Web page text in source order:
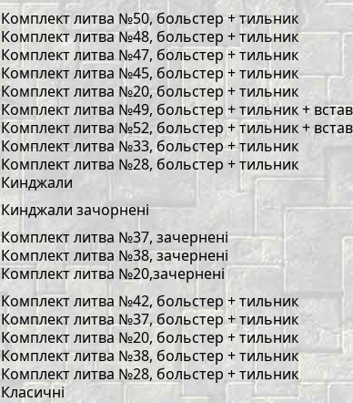
Комплект литва №50, больстер + тильник
Комплект литва №48, больстер + тильник
Комплект литва №47, больстер + тильник
Комплект литва №45, больстер + тильник
Комплект литва №20, больстер + тильник
Комплект литва №49, больстер + тильник +
Комплект литва №52, больстер + тильник +
Комплект литва №33, больстер + тильник
Комплект литва №28, больстер + тильник
Кинджали
Кинджали зачорнені
Комплект литва №37, зачернені
Комплект литва №38, зачернені
Комплект литва №20,зачернені
Комплект литва №42, больстер + тильник
Комплект литва №37, больстер + тильник
Комплект литва №20, больстер + тильник
Комплект литва №38, больстер + тильник
Комплект литва №28, больстер + тильник
Класичні